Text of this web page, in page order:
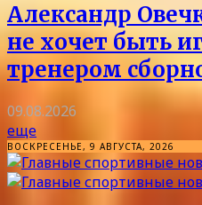
Александр
не хочет быть
тренером
09.08.2026
еще
ВОСКРЕСЕНЬЕ, 9 АВГУСТА, 2026